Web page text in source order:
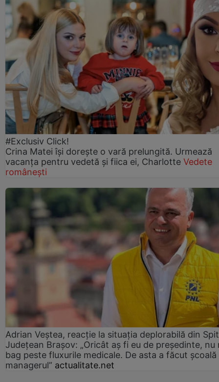
#Exclusiv Click!
Crina Matei își dorește o vară prelungită. Urmează
vacanța pentru vedetă și fiica ei, Charlotte Vedete
românești
Adrian Veștea, reacție la situația deplorabilă din
Județean Brașov: „Oricât aș fi eu de președinte, nu
bag peste fluxurile medicale. De asta a făcut școală
managerul” actualitate.net